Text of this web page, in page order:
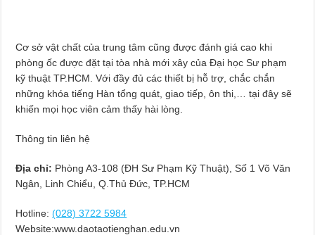
Cơ sở vật chất của trung tâm cũng được đánh giá cao khi
phòng ốc được đặt tại tòa nhà mới xây của Đại học Sư phạm
kỹ thuật TP.HCM. Với đầy đủ các thiết bị hỗ trợ, chắc chắn
những khóa tiếng Hàn tổng quát, giao tiếp, ôn thi,… tại đây sẽ
khiến mọi học viên cảm thấy hài lòng.
Thông tin liên hệ
Địa chỉ: Phòng A3-108 (ĐH Sư Phạm Kỹ Thuật), Số 1 Võ Văn
Ngân, Linh Chiểu, Q.Thủ Đức, TP.HCM
Hotline: (028) 3722 5984
Website:www.daotaotienghan.edu.vn